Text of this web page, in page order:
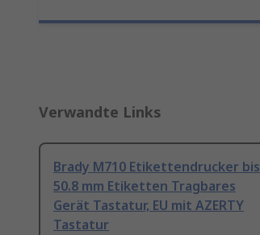
Verwandte Links
Brady M710 Etikettendrucker bis
50.8 mm Etiketten Tragbares
Gerät Tastatur, EU mit AZERTY
Tastatur